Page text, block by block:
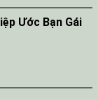
Ước Bạn Gái